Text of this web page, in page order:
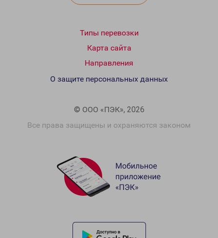
Типы перевозки
Карта сайта
Направления
© ООО «ПЭК», 2026
Все права защищены и охраняются законом
О защите персональных данных